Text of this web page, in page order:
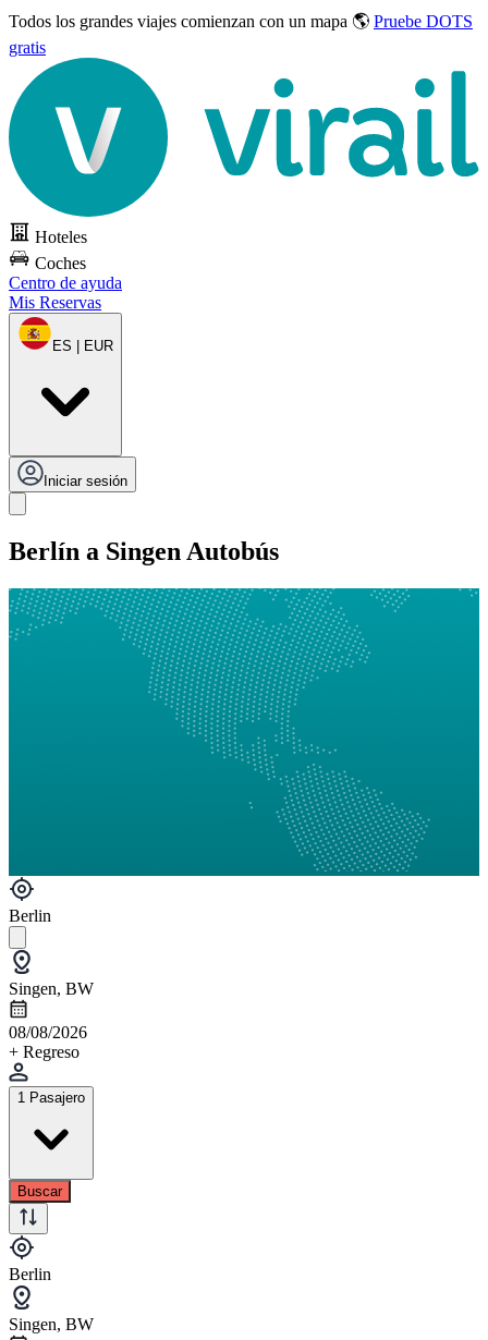
Todos los grandes viajes comienzan con un mapa 🌎 Pruebe DOTS
gratis
Hoteles
Coches
Centro de ayuda
Mis Reservas
ES | EUR
Iniciar sesión
Berlín a Singen Autobús
Berlin
Singen, BW
08/08/2026
+ Regreso
1 Pasajero
Buscar
Berlin
Singen, BW